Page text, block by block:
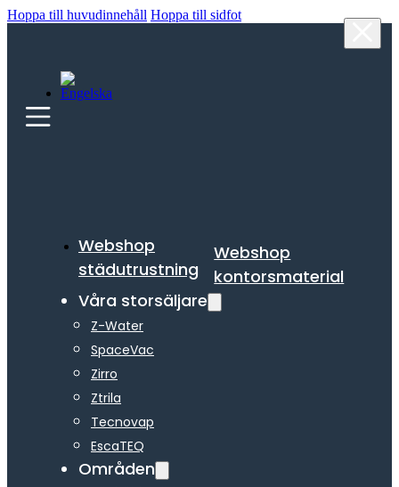
Hoppa till huvudinnehåll Hoppa till sidfot
Webshop
städutrustning
Webshop
kontorsmaterial
Våra storsäljare
Z-Water
SpaceVac
Zirro
Ztrila
Tecnovap
EscaTEQ
Områden